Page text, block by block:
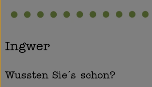
Blog
Ingwer
Wussten Sie´s schon?